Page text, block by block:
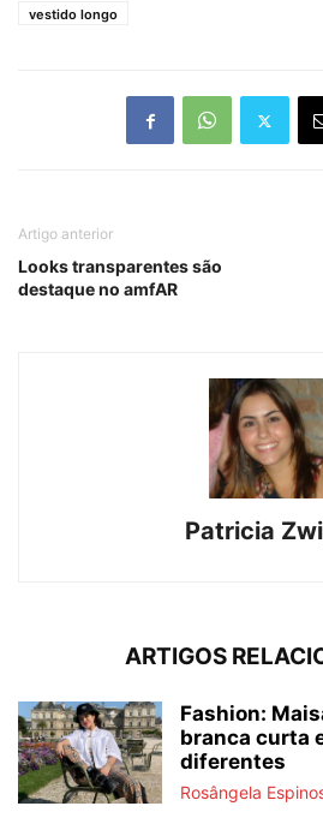
vestido longo
Artigo anterior
Looks transparentes são
destaque no amfAR
Patricia
ARTIGOS
Fashion:
branca curta
diferentes
Rosângela